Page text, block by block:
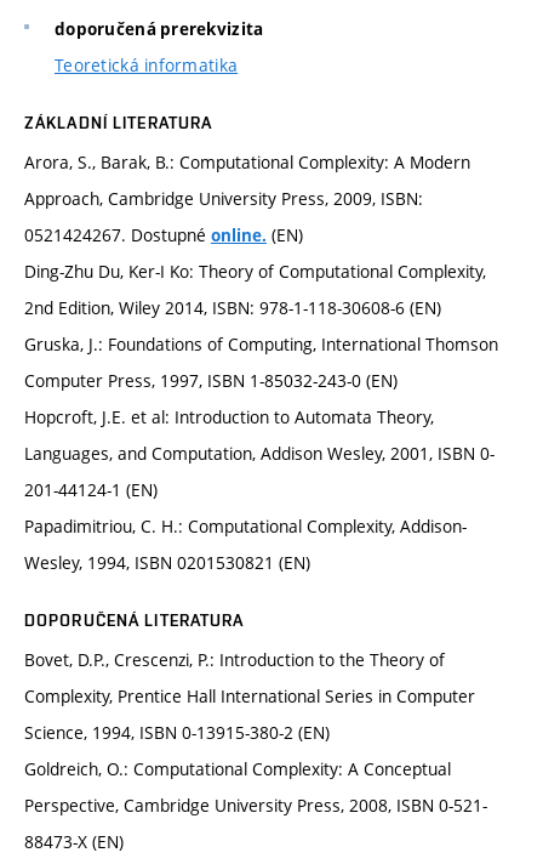
doporučená prerekvizita
Teoretická informatika
ZÁKLADNÍ LITERATURA
Arora, S., Barak, B.: Computational Complexity: A Modern
Approach, Cambridge University Press, 2009, ISBN:
0521424267. Dostupné online. (EN)
Ding-Zhu Du, Ker-I Ko: Theory of Computational Complexity,
2nd Edition, Wiley 2014, ISBN: 978-1-118-30608-6 (EN)
Gruska, J.: Foundations of Computing, International Thomson
Computer Press, 1997, ISBN 1-85032-243-0 (EN)
Hopcroft, J.E. et al: Introduction to Automata Theory,
Languages, and Computation, Addison Wesley, 2001, ISBN 0-
201-44124-1 (EN)
Papadimitriou, C. H.: Computational Complexity, Addison-
Wesley, 1994, ISBN 0201530821 (EN)
DOPORUČENÁ LITERATURA
Bovet, D.P., Crescenzi, P.: Introduction to the Theory of
Complexity, Prentice Hall International Series in Computer
Science, 1994, ISBN 0-13915-380-2 (EN)
Goldreich, O.: Computational Complexity: A Conceptual
Perspective, Cambridge University Press, 2008, ISBN 0-521-
88473-X (EN)